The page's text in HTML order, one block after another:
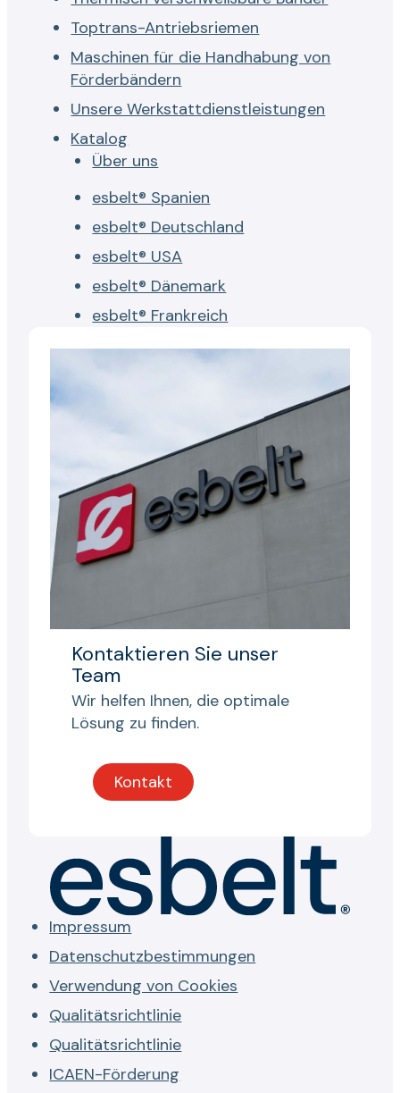
Toptrans-Antriebsriemen
Maschinen für die Handhabung von
Förderbändern
Unsere Werkstattdienstleistungen
Katalog
Über uns
esbelt® Spanien
esbelt® Deutschland
esbelt® USA
esbelt® Dänemark
esbelt® Frankreich
Kontaktieren Sie unser
Team
Wir helfen Ihnen, die optimale
Lösung zu finden.
Kontakt
Impressum
Datenschutzbestimmungen
Verwendung von Cookies
Qualitätsrichtlinie
Qualitätsrichtlinie
ICAEN-Förderung